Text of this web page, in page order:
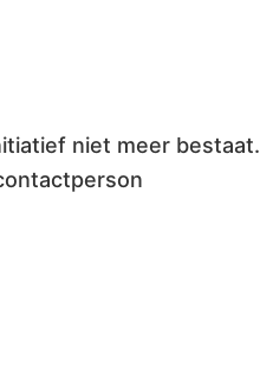
niet meer bestaat.